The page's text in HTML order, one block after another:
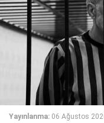
Yayınlanma: 06 Ağustos